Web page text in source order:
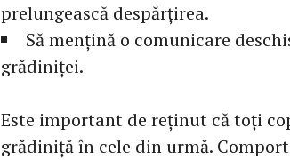
prelungească despărțirea.
Să mențină o comunicare
grădiniței.
Este important de reținut că toți
grădiniță în cele din urmă.